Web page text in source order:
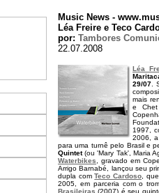
Music News -
Léa Freire e Teco
por: Tambores
22.07.2008
Léa
29/07 .
mais
e Chet
1997,
2006,
para uma turnê pelo Brasil e
Quintet(ou 'Mary Tak', Maria
Waterbikes , gravado em
Arrigo Barnabé, lançou seu
dupla comTeco Cardoso,
2005, em parceria com o
Brasileiras (2007) é seu